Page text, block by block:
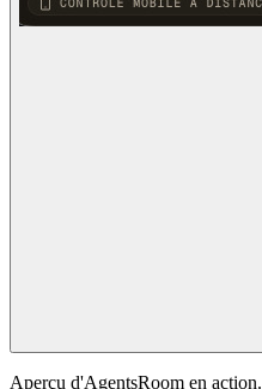
Aperçu d'AgentsRoom en action.